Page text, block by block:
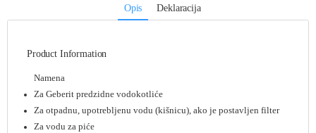
Opis Deklaracija
Product Information
Namena
Za Geberit predzidne vodokotliće
Za otpadnu, upotrebljenu vodu (kišnicu), ako je postavljen filter
Za vodu za piće